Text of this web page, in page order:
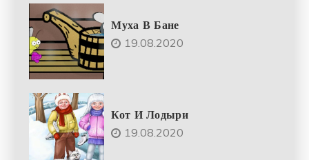
Муха В Бане
19.08.2020
Кот И Лодыри
19.08.2020